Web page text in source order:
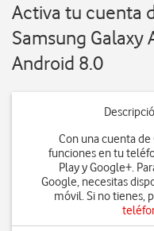
Activa tu cuenta
Samsung Galaxy
Android 8.0
Con una cuenta de
funciones en tu
Play y Google+.
Google, necesitas
móvil. Si no tienes,